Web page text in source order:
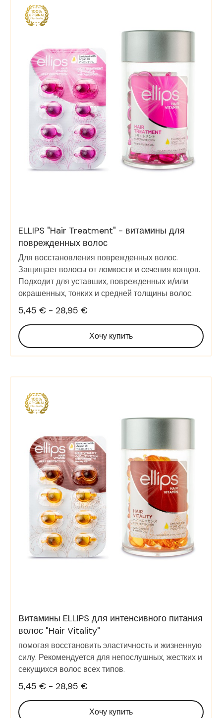
ELLIPS "Hair Treatment" - витамины для
поврежденных волос
Для восстановления поврежденных волос.
Защищает волосы от ломкости и сечения концов.
Подходит для уставших, поврежденных и/или
окрашенных, тонких и средней толщины волос.
5,45 € - 28,95 €
Хочу купить
Витамины ELLIPS для интенсивного питания
волос "Hair Vitality"
помогая восстановить эластичность и жизненную
силу. Рекомендуется для непослушных, жестких и
секущихся волос всех типов.
5,45 € - 28,95 €
Хочу купить